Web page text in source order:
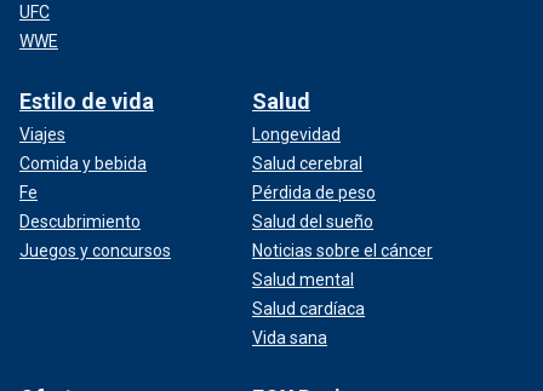
UFC
WWE
Estilo de vida
Viajes
Comida y bebida
Fe
Descubrimiento
Juegos y concursos
Salud
Longevidad
Salud cerebral
Pérdida de peso
Salud del sueño
Noticias sobre el cáncer
Salud mental
Salud cardíaca
Vida sana